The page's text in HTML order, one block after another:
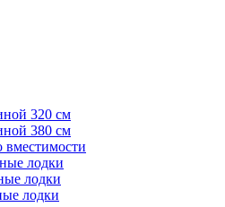
320 см
380 см
лодки
лодки
лодки